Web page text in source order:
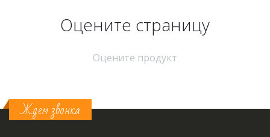
Оцените страницу
Оцените продукт
Ждем звонка